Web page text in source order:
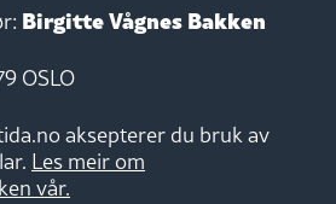
Birgitte Vågnes Bakken
OSLO
aksepterer du bruk av
Les meir om
vår.